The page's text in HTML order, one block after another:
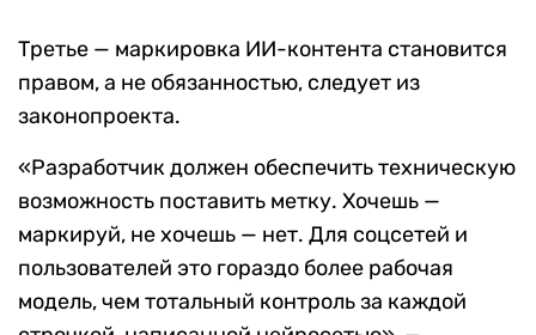
Третье — маркировка ИИ-контента становится
правом, а не обязанностью, следует из
законопроекта.
«Разработчик должен обеспечить техническую
возможность поставить метку. Хочешь —
маркируй, не хочешь — нет. Для соцсетей и
пользователей это гораздо более рабочая
модель, чем тотальный контроль за каждой